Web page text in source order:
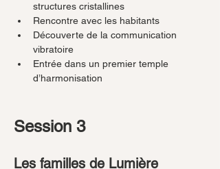
structures cristallines
Rencontre avec les habitants
Découverte de la communication
vibratoire
Entrée dans un premier temple
d’harmonisation
Session 3
Les familles de Lumière